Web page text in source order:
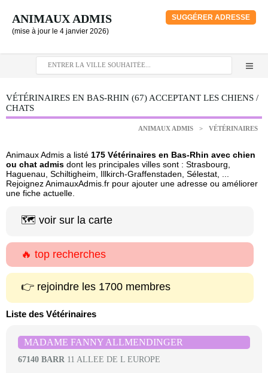
ANIMAUX ADMIS
(mise à jour le 4 janvier 2026)
SUGGÉRER ADRESSE
VÉTÉRINAIRES EN BAS-RHIN (67) ACCEPTANT LES CHIENS /
CHATS
ANIMAUX ADMIS > VÉTÉRINAIRES
Animaux Admis a listé 175 Vétérinaires en Bas-Rhin avec chien
ou chat admis dont les principales villes sont : Strasbourg,
Haguenau, Schiltigheim, Illkirch-Graffenstaden, Sélestat, ...
Rejoignez AnimauxAdmis.fr pour ajouter une adresse ou améliorer
une fiche actuelle.
🗺️ voir sur la carte
🔥 top recherches
👉 rejoindre les 1700 membres
Liste des Vétérinaires
MADAME FANNY ALLMENDINGER
67140 BARR 11 ALLEE DE L EUROPE